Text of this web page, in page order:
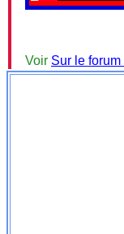
Voir Sur le forum